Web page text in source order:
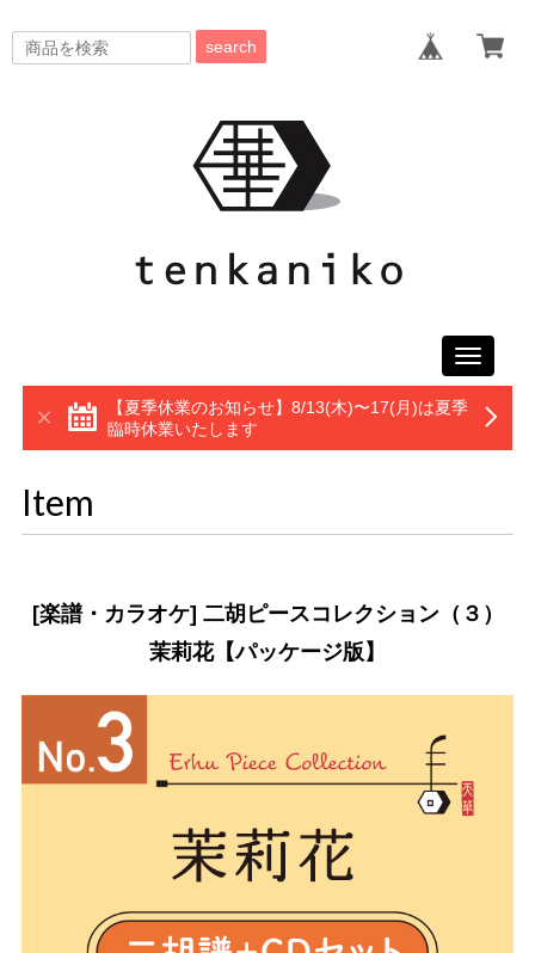
search
Toggle
【夏季休業のお知らせ】8/13(木)〜17(月)は夏季
臨時休業いたします
Item
[楽譜・カラオケ] 二胡ピースコレクション（３）
茉莉花【パッケージ版】